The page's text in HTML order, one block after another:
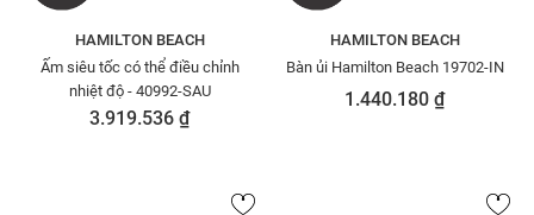
HAMILTON BEACH
Ấm siêu tốc có thể điều chỉnh
nhiệt độ - 40992-SAU
3.919.536 ₫
HAMILTON BEACH
Bàn ủi Hamilton Beach 19702-IN
1.440.180 ₫